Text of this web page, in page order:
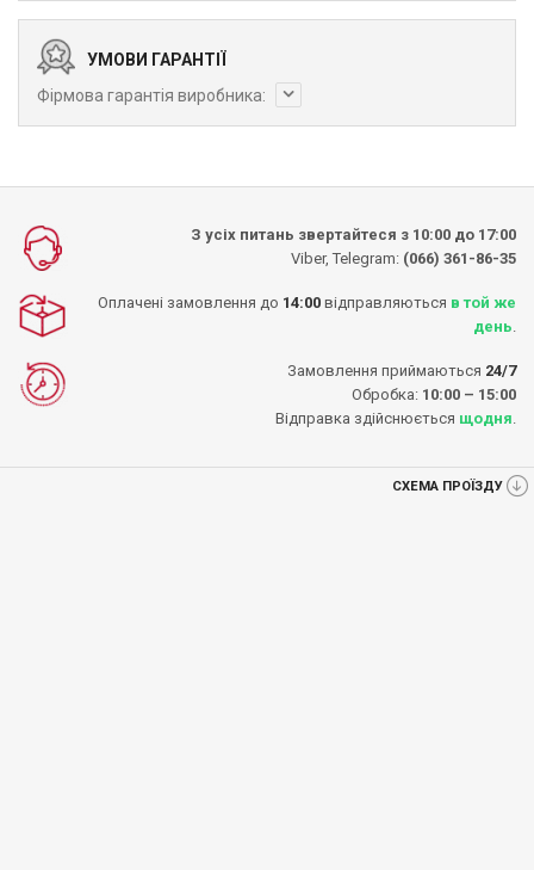
УМОВИ ГАРАНТІЇ
Фірмова гарантія виробника:
З усіх питань звертайтеся з 10:00 до 17:00
Viber, Telegram: (066) 361-86-35
Оплачені замовлення до 14:00 відправляються в той же
день
Замовлення приймаються 24/7
Обробка: 10:00 – 15:00
Відправка здійснюється щодня
СХЕМА ПРОЇЗДУ